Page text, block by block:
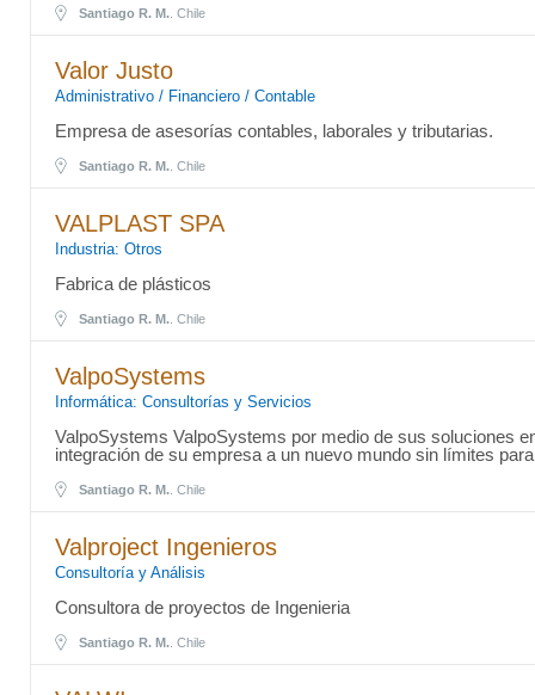
Santiago R. M. . Chile
Valor Justo
Administrativo / Financiero / Contable
Empresa de asesorías contables, laborales y tributarias.
Santiago R. M. . Chile
VALPLAST SPA
Industria: Otros
Fabrica de plásticos
Santiago R. M. . Chile
ValpoSystems
Informática: Consultorías y Servicios
ValpoSystems ValpoSystems por medio de sus soluciones
integración de su empresa a un nuevo mundo sin límites para
Santiago R. M. . Chile
Valproject Ingenieros
Consultoría y Análisis
Consultora de proyectos de Ingenieria
Santiago R. M. . Chile